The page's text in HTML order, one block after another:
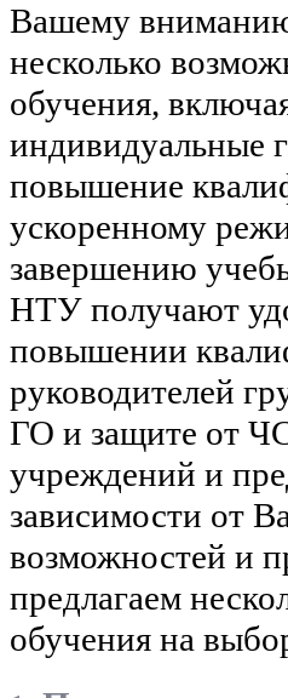
Вашему вниманию
несколько
обучения,
индивидуальные
повышение
ускоренному
завершению
НТУ получают
повышении
руководителей
ГО и защите от
учреждений и
зависимости от
возможностей и
предлагаем
обучения на